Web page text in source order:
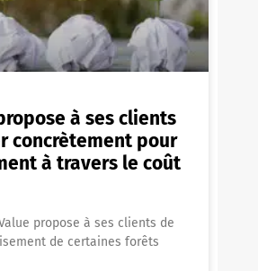
à ses clients
concrètement pour
à travers le coût
propose à ses clients de
de certaines forêts